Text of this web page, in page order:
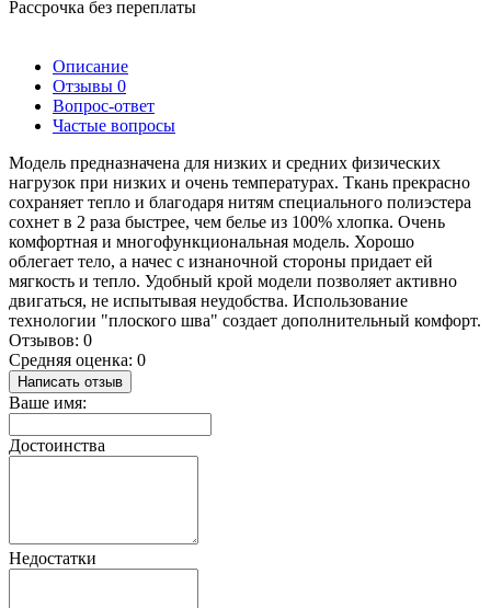
Рассрочка без переплаты
Описание
Отзывы 0
Вопрос-ответ
Частые вопросы
Модель предназначена для низких и средних физических
нагрузок при низких и очень температурах. Ткань прекрасно
сохраняет тепло и благодаря нитям специального полиэстера
сохнет в 2 раза быстрее, чем белье из 100% хлопка. Очень
комфортная и многофункциональная модель. Хорошо
облегает тело, а начес с изнаночной стороны придает ей
мягкость и тепло. Удобный крой модели позволяет активно
двигаться, не испытывая неудобства. Использование
технологии "плоского шва" создает дополнительный комфорт.
Отзывов: 0
Средняя оценка: 0
Написать отзыв
Ваше имя:
Достоинства
Недостатки